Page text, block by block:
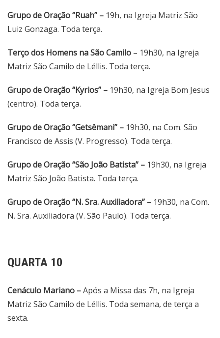
Grupo de Oração “Ruah” – 19h, na Igreja Matriz São
Luiz Gonzaga. Toda terça.
Terço dos Homens na São Camilo – 19h30, na Igreja
Matriz São Camilo de Léllis. Toda terça.
Grupo de Oração “Kyrios” – 19h30, na Igreja Bom Jesus
(centro). Toda terça.
Grupo de Oração “Getsêmani” – 19h30, na Com. São
Francisco de Assis (V. Progresso). Toda terça.
Grupo de Oração “São João Batista” – 19h30, na Igreja
Matriz São João Batista. Toda terça.
Grupo de Oração “N. Sra. Auxiliadora” – 19h30, na Com.
N. Sra. Auxiliadora (V. São Paulo). Toda terça.
QUARTA 10
Cenáculo Mariano –Após a Missa das 7h, na Igreja
Matriz São Camilo de Léllis. Toda semana, de terça a
sexta.